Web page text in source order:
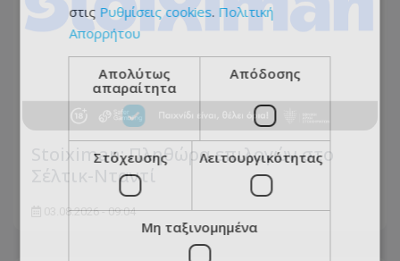
Stoiximan: Πληθώρα επιλογών στο
Σέλτικ-Νταντί
03.08.2026 - 09:04
στις Ρυθμίσεις cookies. Πολιτική
Απορρήτου
Απολύτως
απαραίτητα
Απόδοσης
Στόχευσης Λειτουργικότητας
Μη ταξινομημένα